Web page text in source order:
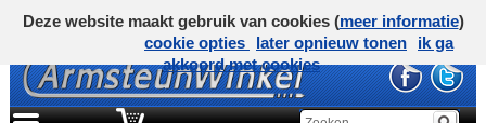
Deze website maakt gebruik van cookies (meer informatie)
cookie opties
later opnieuw tonen
ik ga
akkoord met cookies